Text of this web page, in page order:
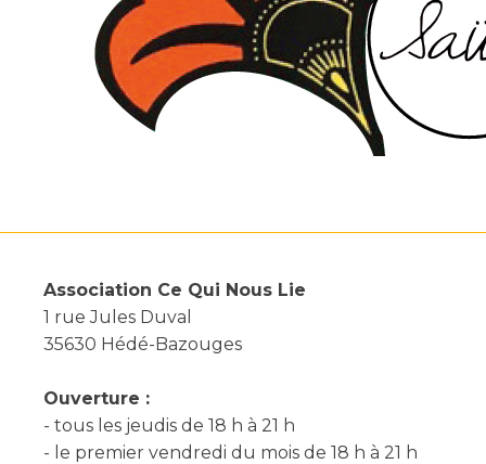
Association Ce Qui Nous Lie
1 rue Jules Duval
35630 Hédé-Bazouges
Ouverture :
- tous les jeudis de 18 h à 21 h
- le premier vendredi du mois de 18 h à 21 h